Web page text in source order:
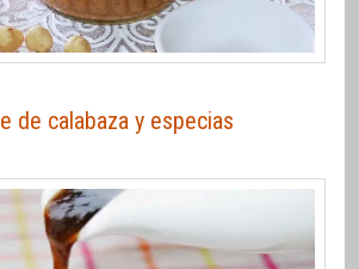
de calabaza y especias